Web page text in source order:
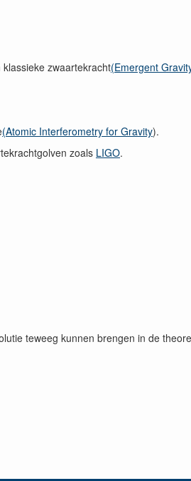
zwaartekracht(Emergent
(Atomic Interferometry for Gravity).
zoals LIGO.
teweeg kunnen brengen in de